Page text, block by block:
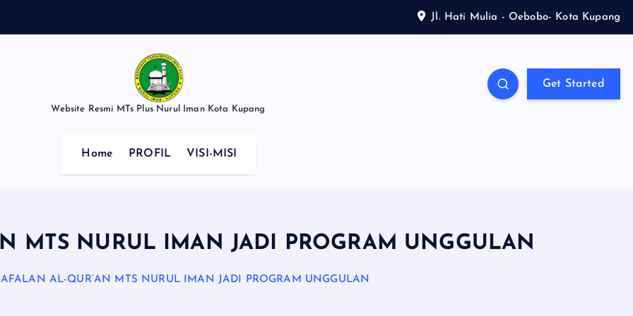
Jl. Hati Mulia - Oebobo- Kota Kupang
Website Resmi MTs Plus Nurul Iman Kota Kupang
Get Started
Home PROFIL VISI-MISI
MTS NURUL IMAN JADI PROGRAM UNGGULAN
AL-QUR’AN MTS NURUL IMAN JADI PROGRAM UNGGULAN